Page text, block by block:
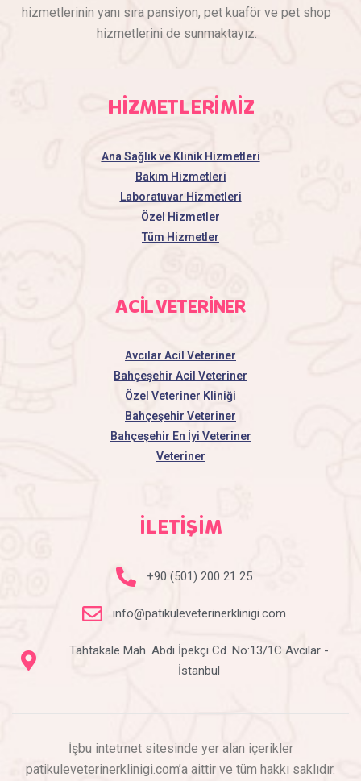
hizmetlerinin yanı sıra pansiyon, pet kuaför ve pet shop
hizmetlerini de sunmaktayız.
HİZMETLERİMİZ
Ana Sağlık ve Klinik Hizmetleri
Bakım Hizmetleri
Laboratuvar Hizmetleri
Özel Hizmetler
Tüm Hizmetler
ACİL VETERİNER
Avcılar Acil Veteriner
Bahçeşehir Acil Veteriner
Özel Veteriner Kliniği
Bahçeşehir Veteriner
Bahçeşehir En İyi Veteriner
Veteriner
İLETİŞİM
+90 (501) 200 21 25
info@patikuleveterinerklinigi.com
Tahtakale Mah. Abdi İpekçi Cd. No:13/1C Avcılar -
İstanbul
İşbu intetrnet sitesinde yer alan içerikler
patikuleveterinerklinigi.com’a aittir ve tüm hakkı saklıdır.